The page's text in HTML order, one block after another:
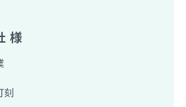
様
刻